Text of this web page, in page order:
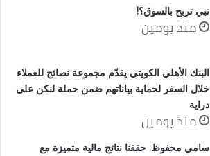
تبي تربح بالسوق؟!
منذ يومين
البنك الأهلي الكويتي يقدّم مجموعة نصائح للعملاء
خلال السفر لحماية بياناتهم ضمن حملة لنكن على
دراية
منذ يومين
سامي محفوظ: حققنا نتائج مالية متميزة مع